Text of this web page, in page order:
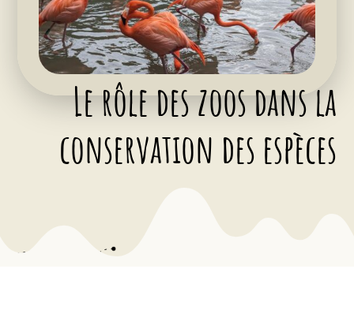
Le rôle des zoos dans la
conservation des espèces